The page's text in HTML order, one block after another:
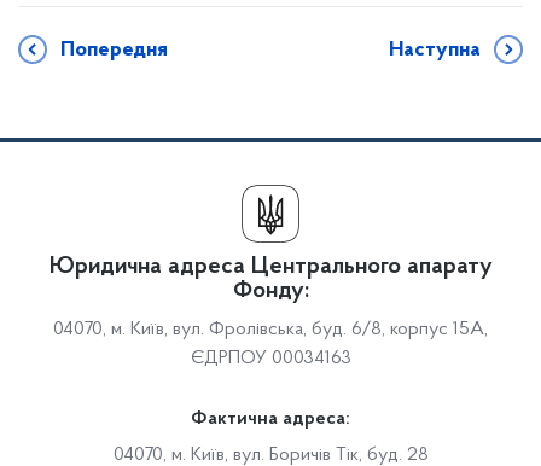
Попередня Наступна
Юридична адреса Центрального апарату
Фонду:
04070, м. Київ, вул. Фролівська, буд. 6/8, корпус 15А,
ЄДРПОУ 00034163
Фактична адреса:
04070, м. Київ, вул. Боричів Тік, буд. 28